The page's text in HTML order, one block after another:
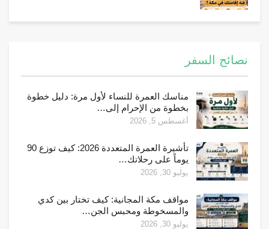
نصائح السفر
مناسك العمرة للنساء لأول مرة: دليل خطوة
بخطوة من الإحرام إلى…
أغسطس 5, 2026
تأشيرة العمرة المتعددة 2026: كيف توزع 90
يوماً على رحلاتك…
يوليو 30, 2026
مواقف مكة المجانية: كيف تختار بين كدي
والمسخوطة ومحبس الجن…
يوليو 30, 2026